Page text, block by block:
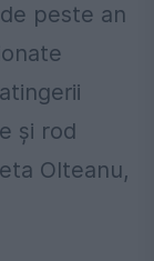
peste an
şi rod
Olteanu,